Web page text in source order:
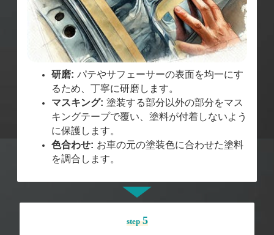
研磨: パテやサフェーサーの表面を均一にす
るため、丁寧に研磨します。
マスキング: 塗装する部分以外の部分をマス
キングテープで覆い、塗料が付着しないよう
に保護します。
色合わせ: お車の元の塗装色に合わせた塗料
を調合します。
step5